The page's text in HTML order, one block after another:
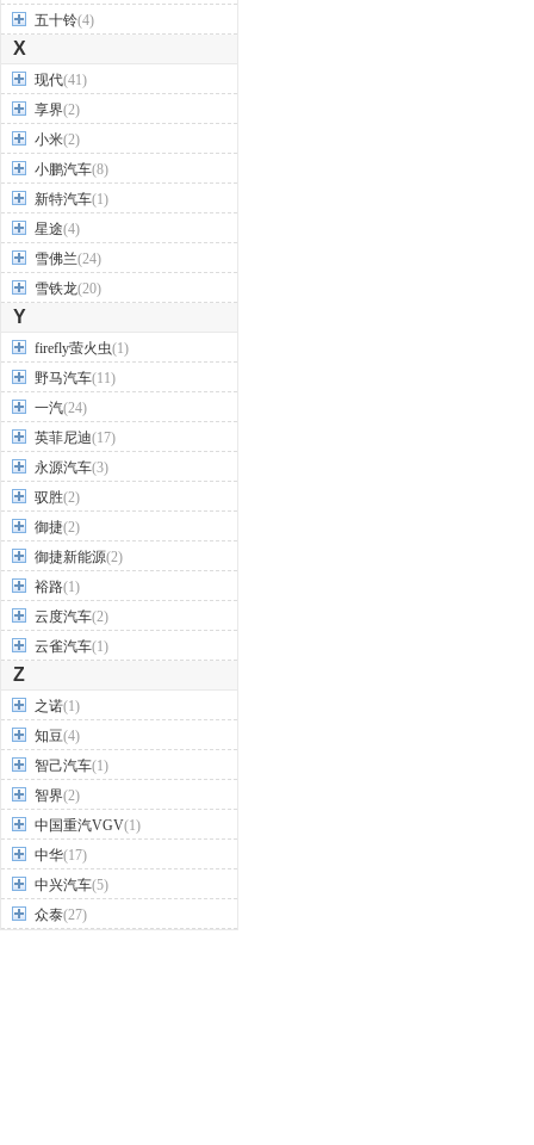
五十铃(4)
X
现代(41)
享界(2)
小米(2)
小鹏汽车(8)
新特汽车(1)
星途(4)
雪佛兰(24)
雪铁龙(20)
Y
firefly萤火虫(1)
野马汽车(11)
一汽(24)
英菲尼迪(17)
永源汽车(3)
驭胜(2)
御捷(2)
御捷新能源(2)
裕路(1)
云度汽车(2)
云雀汽车(1)
Z
之诺(1)
知豆(4)
智己汽车(1)
智界(2)
中国重汽VGV(1)
中华(17)
中兴汽车(5)
众泰(27)